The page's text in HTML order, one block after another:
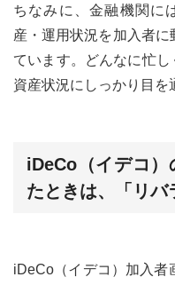
ちなみに、金融機関に
産・運用状況を加入者
ています。どんなに忙
資産状況にしっかり目を
iDeCo（イデコ）
たときは、「リバ
iDeCo（イデコ）加入者